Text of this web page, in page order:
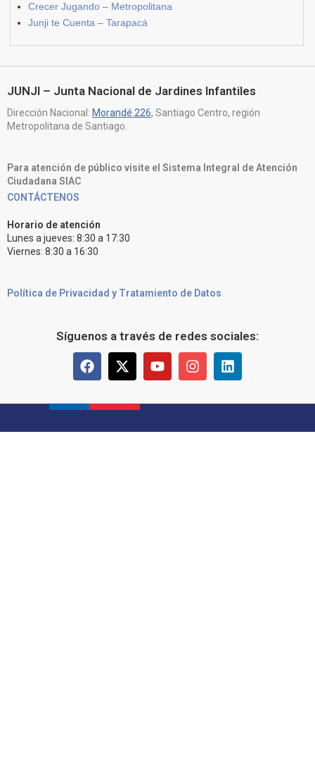
Crecer Jugando – Metropolitana
Junji te Cuenta – Tarapacá
JUNJI – Junta Nacional de Jardines Infantiles
Dirección Nacional: Morandé 226, Santiago Centro, región
Metropolitana de Santiago.
Para atención de público visite el Sistema Integral de Atención
Ciudadana SIAC
CONTÁCTENOS
Horario de atención
Lunes a jueves: 8:30 a 17:30
Viernes: 8:30 a 16:30
Política de Privacidad y Tratamiento de Datos
Síguenos a través de redes sociales: